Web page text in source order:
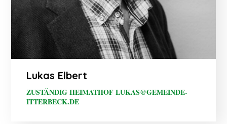
Lukas Elbert
ZUSTÄNDIG HEIMATHOF LUKAS@GEMEINDE-
ITTERBECK.DE